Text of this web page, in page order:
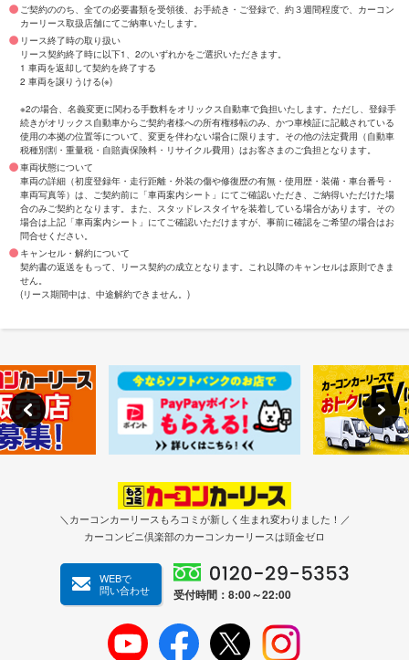
ご契約ののち、全ての必要書類を受領後、お手続き・ご登録で、約３週間程度で、カーコン
カーリース取扱店舗にてご納車いたします。
リース終了時の取り扱い
リース契約終了時に以下1、2のいずれかをご選択いただきます。
1 車両を返却して契約を終了する
2 車両を譲りうける(※)
※2の場合、名義変更に関わる手数料をオリックス自動車で負担いたします。ただし、登録手
続きがオリックス自動車からご契約者様への所有権移転のみ、かつ車検証に記載されている
使用の本拠の位置等について、変更を伴わない場合に限ります。その他の法定費用（自動車
税種別割・重量税・自賠責保険料・リサイクル費用）はお客さまのご負担となります。
車両状態について
車両の詳細（初度登録年・走行距離・外装の傷や修復歴の有無・使用歴・装備・車台番号・
車両写真等）は、ご契約前に「車両案内シート」にてご確認いただき、ご納得いただけた場
合のみご契約となります。また、スタッドレスタイヤを装着している場合があります。その
場合は上記「車両案内シート」にてご確認いただけますが、事前に確認をご希望の場合はお
問合せください。
キャンセル・解約について
契約書の返送をもって、リース契約の成立となります。これ以降のキャンセルは原則できま
せん。
(リース期間中は、中途解約できません。)
＼カーコンカーリースもろコミが新しく生まれ変わりました！／
カーコンビニ倶楽部のカーコンカーリースは頭金ゼロ
WEBで
問い合わせ
受付時間：8:00～22:00